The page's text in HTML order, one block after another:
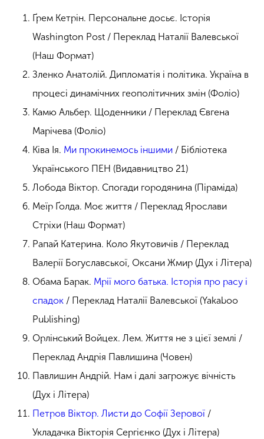
Ґрем Кетрін. Персональне досьє. Історія
Washington Post / Переклад Наталії Валевської
(Наш Формат)
Зленко Анатолій. Дипломатія і політика. Україна в
процесі динамічних геополітичних змін (Фоліо)
Камю Альбер. Щоденники / Переклад Євгена
Марічева (Фоліо)
Ківа Ія. Ми прокинемось іншими / Бібліотека
Українського ПЕН (Видавництво 21)
Лобода Віктор. Спогади городянина (Піраміда)
Меїр Ґолда. Моє життя / Переклад Ярослави
Стріхи (Наш Формат)
Рапай Катерина. Коло Якутовичів / Переклад
Валерії Богуславської, Оксани Жмир (Дух і Літера)
Обама Барак. Мрії мого батька. Історія про расу і
спадок / Переклад Наталії Валевської (Yakaboo
Publishing)
Орлінський Войцех. Лем. Життя не з цієї землі /
Переклад Андрія Павлишина (Човен)
Павлишин Андрій. Нам і далі загрожує вічність
(Дух і Літера)
Петров Віктор. Листи до Софії Зерової /
Укладачка Вікторія Сергієнко (Дух і Літера)